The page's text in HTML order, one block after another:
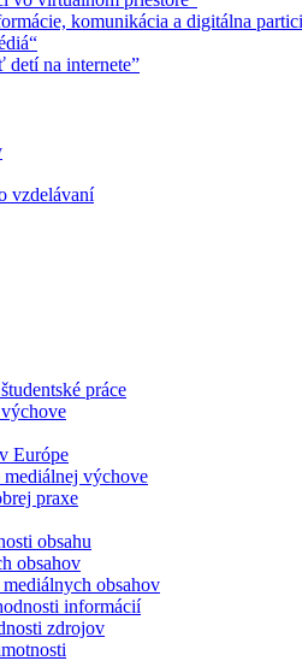
komunikácia a digitálna
detí na internete”
vzdelávaní
práce
Európe
mediálnej výchove
praxe
obsahu
obsahov
obsahov
informácií
zdrojov